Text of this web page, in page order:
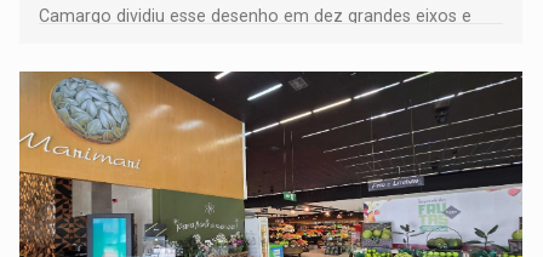
Camargo dividiu esse desenho em dez grandes eixos e